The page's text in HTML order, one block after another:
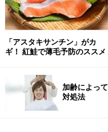
髪の毛が育つメカ
かわいい赤ちゃん。まだこ
赤ちゃんの髪は、まだ産
いう感じではありません
した髪の毛に育っていく
増える」と考えるのは間
「アスタキサンチン」がカ
ギ！ 紅鮭で薄毛予防のススメ
加齢によっ
対処法